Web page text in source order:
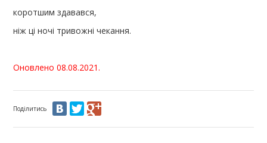
коротшим здавався,
ніж ці ночі тривожні чекання.
Оновлено 08.08.2021.
Поділитись